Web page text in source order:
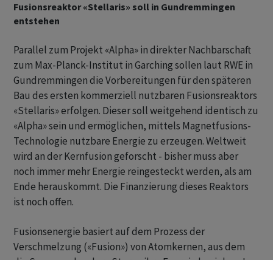
Fusionsreaktor «Stellaris» soll in Gundremmingen
entstehen
Parallel zum Projekt «Alpha» in direkter Nachbarschaft
zum Max-Planck-Institut in Garching sollen laut RWE in
Gundremmingen die Vorbereitungen für den späteren
Bau des ersten kommerziell nutzbaren Fusionsreaktors
«Stellaris» erfolgen. Dieser soll weitgehend identisch zu
«Alpha» sein und ermöglichen, mittels Magnetfusions-
Technologie nutzbare Energie zu erzeugen. Weltweit
wird an der Kernfusion geforscht - bisher muss aber
noch immer mehr Energie reingesteckt werden, als am
Ende herauskommt. Die Finanzierung dieses Reaktors
ist noch offen.
Fusionsenergie basiert auf dem Prozess der
Verschmelzung («Fusion») von Atomkernen, aus dem